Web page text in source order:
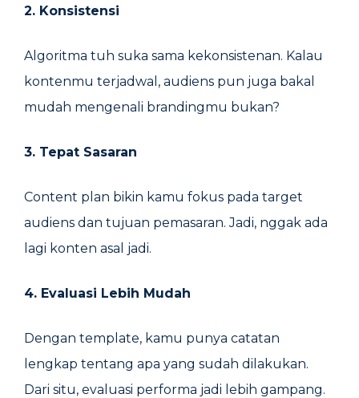
2. Konsistensi
Algoritma tuh suka sama kekonsistenan. Kalau
kontenmu terjadwal, audiens pun juga bakal
mudah mengenali brandingmu bukan?
3. Tepat Sasaran
Content plan bikin kamu fokus pada target
audiens dan tujuan pemasaran. Jadi, nggak ada
lagi konten asal jadi.
4. Evaluasi Lebih Mudah
Dengan template, kamu punya catatan
lengkap tentang apa yang sudah dilakukan.
Dari situ, evaluasi performa jadi lebih gampang.